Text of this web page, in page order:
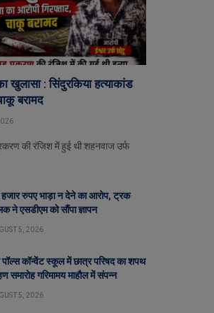
: सिंदुरकिया हत्याकांड
बरामद
की रंजिश में हुई थी शहनवाज उर्फ
रुपए भाड़ा न देने का आरोप, ट्रक
ने एसडीएम को सौंपा ज्ञापन
5, 2026
कॉन्वेंट स्कूल में छात्र परिषद का शपथ
समारोह गरिमामय माहौल में संपन्न
5, 2026